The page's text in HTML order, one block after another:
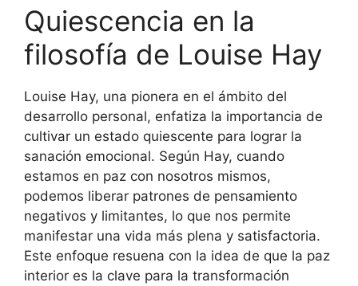
Quiescencia en la
filosofía de Louise Hay
Louise Hay, una pionera en el ámbito del
desarrollo personal, enfatiza la importancia de
cultivar un estado quiescente para lograr la
sanación emocional. Según Hay, cuando
estamos en paz con nosotros mismos,
podemos liberar patrones de pensamiento
negativos y limitantes, lo que nos permite
manifestar una vida más plena y satisfactoria.
Este enfoque resuena con la idea de que la paz
interior es la clave para la transformación